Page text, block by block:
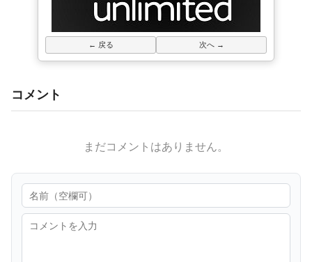
← 戻る 次へ →
コメント
まだコメントはありません。